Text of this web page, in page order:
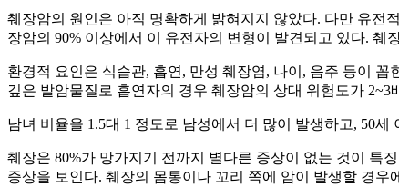
췌장암의 원인은 아직 명확하게 밝혀지지 않았다. 다만 유전
장암의 90% 이상에서 이 유전자의 변형이 발견되고 있다.
환경적 요인은 식습관, 흡연, 만성 췌장염, 나이, 음주 등이
깊은 발암물질로 흡연자의 경우 췌장암의 상대 위험도가
남녀 비율을 1.5대 1 정도로 남성에서 더 많이 발생하고, 50
췌장은 80%가 망가지기 전까지 별다른 증상이 없는 것이 특
증상을 보인다. 췌장의 몸통이나 꼬리 쪽에 암이 발생할 경